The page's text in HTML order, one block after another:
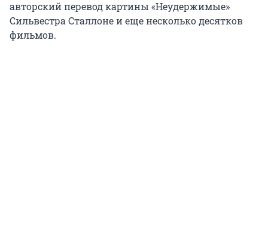
авторский перевод картины «Неудержимые»
Сильвестра Сталлоне и еще несколько десятков
фильмов.